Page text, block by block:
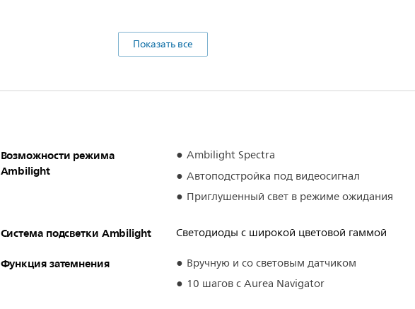
Показать все
Возможности режима
Ambilight
Ambilight Spectra
Автоподстройка под видеосигнал
Приглушенный свет в режиме ожидания
Система подсветки Ambilight Светодиоды с широкой цветовой гаммой
Функция затемнения
Вручную и со световым датчиком
10 шагов с Aurea Navigator